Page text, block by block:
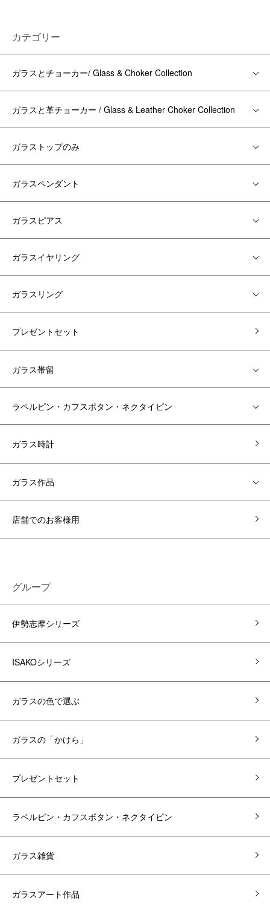
カテゴリー
ガラスとチョーカー/ Glass & Choker Collection
ガラスと革チョーカー / Glass & Leather Choker Collection
ガラストップのみ
ガラスペンダント
ガラスピアス
ガラスイヤリング
ガラスリング
プレゼントセット
ガラス帯留
ラペルピン・カフスボタン・ネクタイピン
ガラス時計
ガラス作品
店舗でのお客様用
グループ
伊勢志摩シリーズ
ISAKOシリーズ
ガラスの色で選ぶ
ガラスの「かけら」
プレゼントセット
ラペルピン・カフスボタン・ネクタイピン
ガラス雑貨
ガラスアート作品